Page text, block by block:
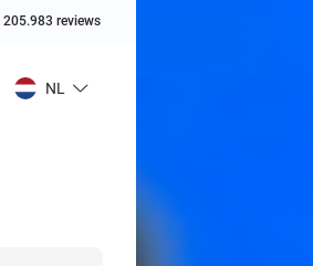
205.983 reviews
NL